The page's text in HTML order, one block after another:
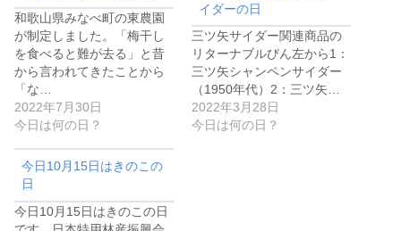
和歌山県みなべ町の東農園
が制定しました。「梅干し
を食べると難が去る」と昔
から言われてきたことから
「な…
2022年7月30日
今日は何の日？
イダーの日
三ツ矢サイダー関連商品の
リターナブルびん左から1：
三ツ矢シャンペンサイダー
（1950年代）2：三ツ矢…
2022年3月28日
今日は何の日？
今日10月15日はきのこの
日
今日10月15日はきのこの日